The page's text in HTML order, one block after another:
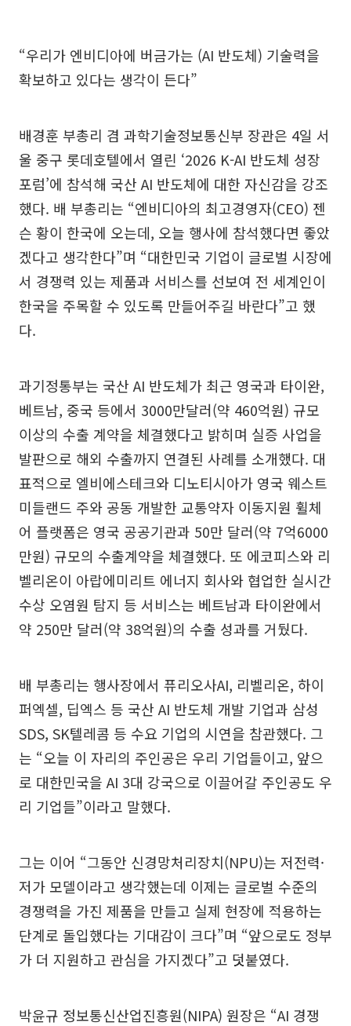
“우리가 엔비디아에 버금가는 (AI 반도체) 기술력을
확보하고 있다는 생각이 든다”
배경훈 부총리 겸 과학기술정보통신부 장관은 4일 서
울 중구 롯데호텔에서 열린 ‘2026 K-AI 반도체 성장
포럼’에 참석해 국산 AI 반도체에 대한 자신감을 강조
했다. 배 부총리는 “엔비디아의 최고경영자(CEO) 젠
슨 황이 한국에 오는데, 오늘 행사에 참석했다면 좋았
겠다고 생각한다”며 “대한민국 기업이 글로벌 시장에
서 경쟁력 있는 제품과 서비스를 선보여 전 세계인이
한국을 주목할 수 있도록 만들어주길 바란다”고 했
다.
과기정통부는 국산 AI 반도체가 최근 영국과 타이완,
베트남, 중국 등에서 3000만달러(약 460억원) 규모
이상의 수출 계약을 체결했다고 밝히며 실증 사업을
발판으로 해외 수출까지 연결된 사례를 소개했다. 대
표적으로 엘비에스테크와 디노티시아가 영국 웨스트
미들랜드 주와 공동 개발한 교통약자 이동지원 휠체
어 플랫폼은 영국 공공기관과 50만 달러(약 7억6000
만원) 규모의 수출계약을 체결했다. 또 에코피스와 리
벨리온이 아랍에미리트 에너지 회사와 협업한 실시간
수상 오염원 탐지 등 서비스는 베트남과 타이완에서
약 250만 달러(약 38억원)의 수출 성과를 거뒀다.
배 부총리는 행사장에서 퓨리오사AI, 리벨리온, 하이
퍼엑셀, 딥엑스 등 국산 AI 반도체 개발 기업과 삼성
SDS, SK텔레콤 등 수요 기업의 시연을 참관했다. 그
는 “오늘 이 자리의 주인공은 우리 기업들이고, 앞으
로 대한민국을 AI 3대 강국으로 이끌어갈 주인공도 우
리 기업들”이라고 말했다.
그는 이어 “그동안 신경망처리장치(NPU)는 저전력·
저가 모델이라고 생각했는데 이제는 글로벌 수준의
경쟁력을 가진 제품을 만들고 실제 현장에 적용하는
단계로 돌입했다는 기대감이 크다”며 “앞으로도 정부
가 더 지원하고 관심을 가지겠다”고 덧붙였다.
박윤규 정보통신산업진흥원(NIPA) 원장은 “AI 경쟁